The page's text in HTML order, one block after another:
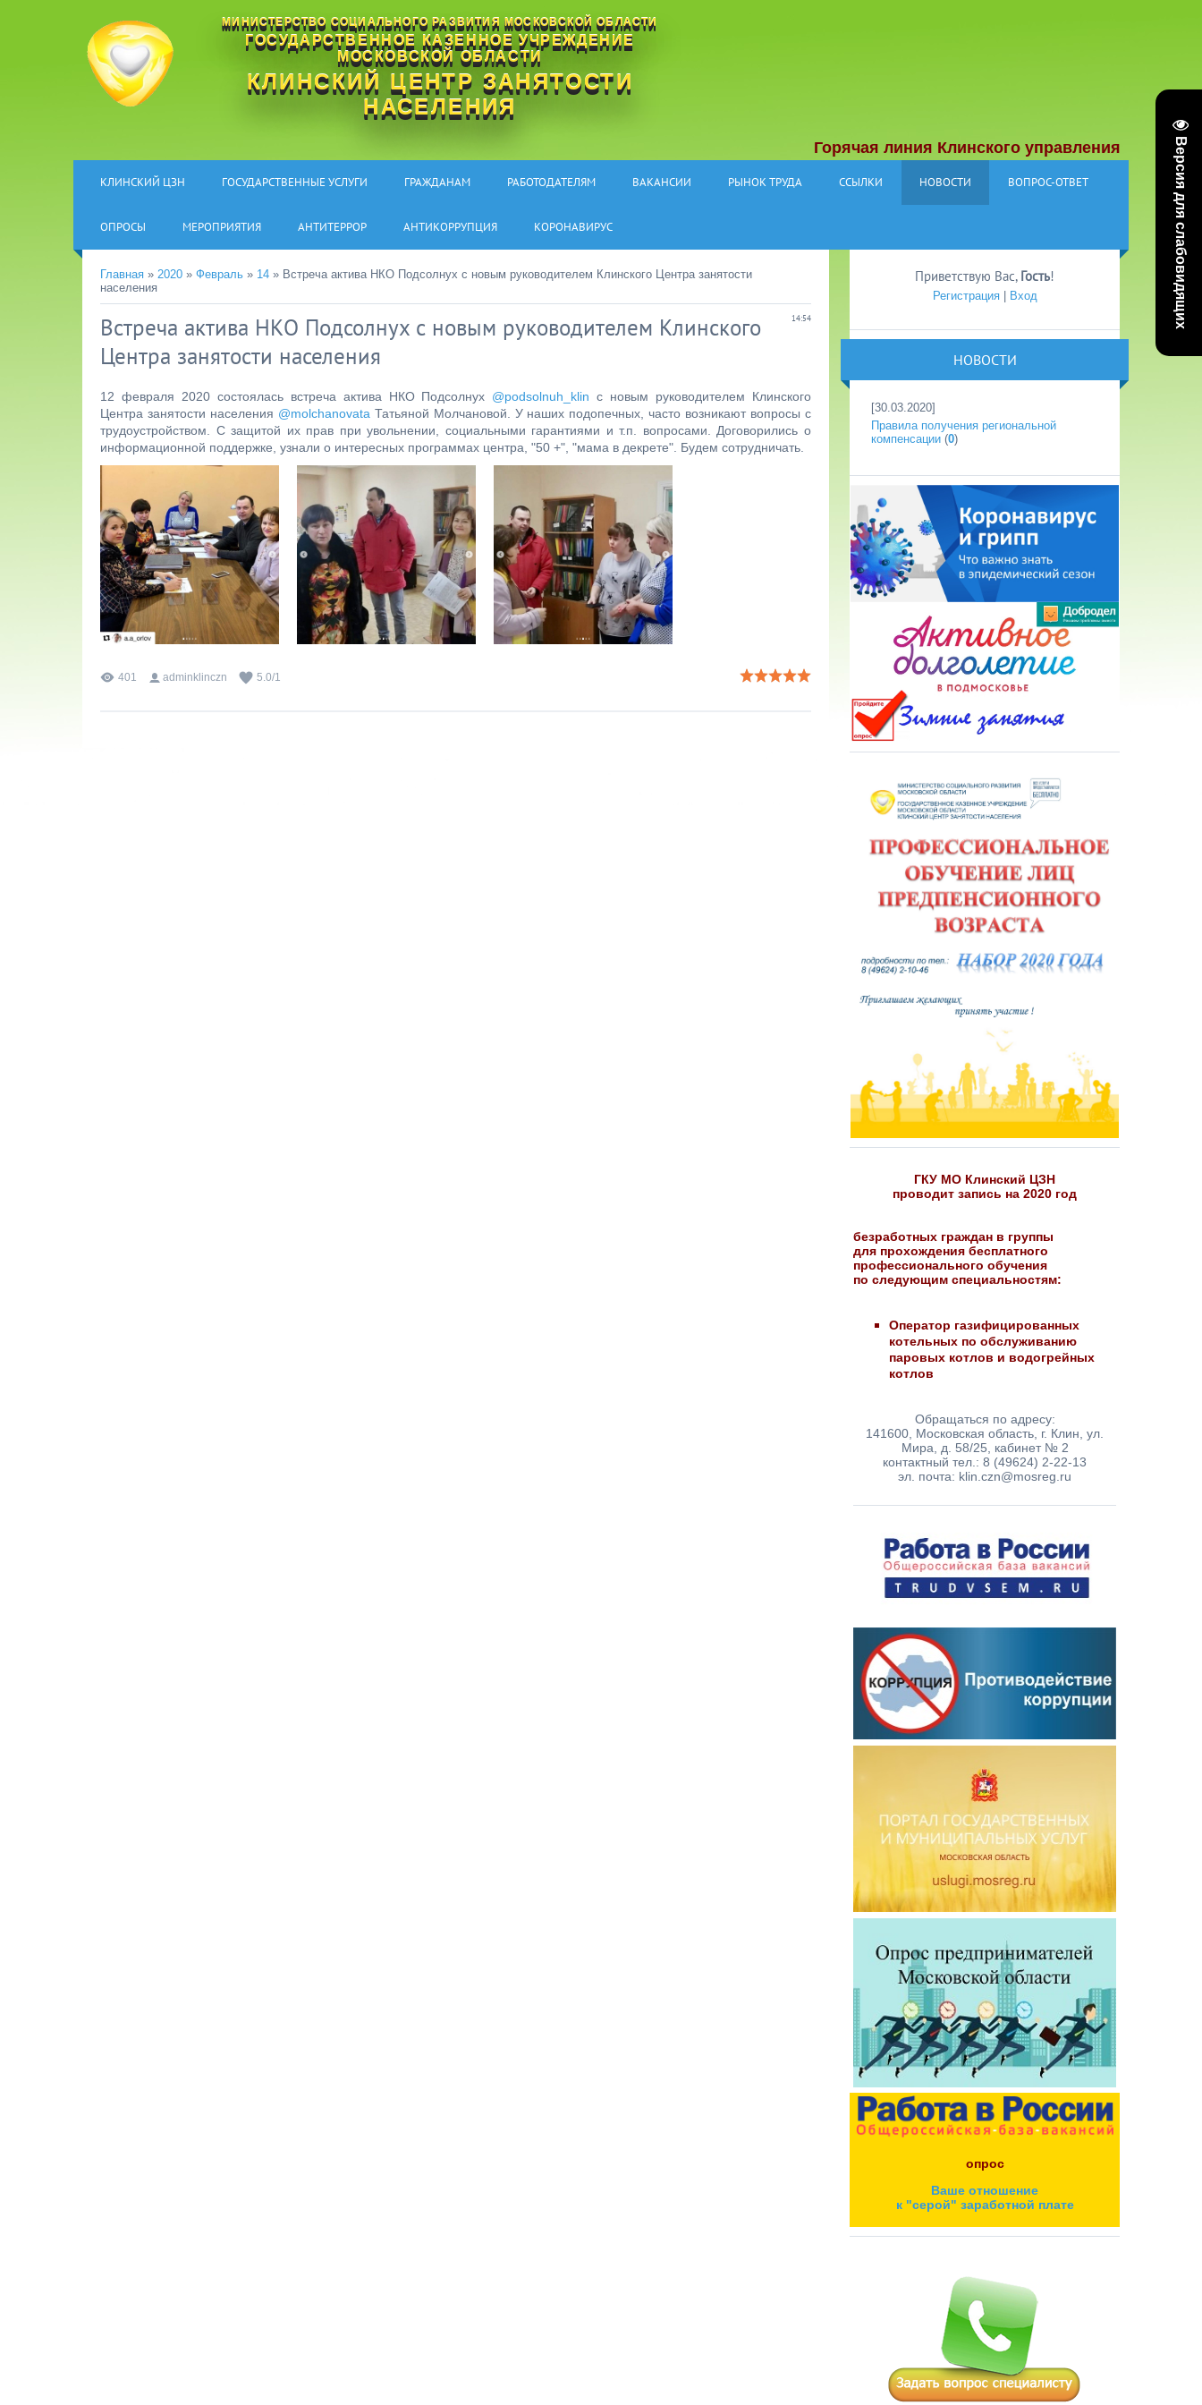
Версия для слабовидящих
МИНИСТЕРСТВО СОЦИАЛЬНОГО РАЗВИТИЯ МОСКОВСКОЙ ОБЛАСТИ
ГОСУДАРСТВЕННОЕ КАЗЕННОЕ УЧРЕЖДЕНИЕ
МОСКОВСКОЙ ОБЛАСТИ
КЛИНСКИЙ ЦЕНТР ЗАНЯТОСТИ
НАСЕЛЕНИЯ
Горячая линия Клинского управления социальной
КЛИНСКИЙ ЦЗН ГОСУДАРСТВЕННЫЕ УСЛУГИ ГРАЖДАНАМ РАБОТОДАТЕЛЯМ ВАКАНСИИ РЫНОК ТРУДА ССЫЛКИ НОВОСТИ ВОПРОС-ОТВЕТ
ОПРОСЫ МЕРОПРИЯТИЯ АНТИТЕРРОР АНТИКОРРУПЦИЯ КОРОНАВИРУС
Главная » 2020 » Февраль » 14 » Встреча актива НКО Подсолнух с новым руководителем Клинского Центра занятости
населения
14:54
Встреча актива НКО Подсолнух с новым руководителем Клинского
Центра занятости населения
12 февраля 2020 состоялась встреча актива НКО Подсолнух @podsolnuh_klin с новым руководителем Клинского
Центра занятости населения @molchanovata Татьяной Молчановой. У наших подопечных, часто возникают вопросы с
трудоустройством. С защитой их прав при увольнении, социальными гарантиями и т.п. вопросами. Договорились о
информационной поддержке, узнали о интересных программах центра, "50 +", "мама в декрете". Будем сотрудничать.
401 adminklinczn 5.0/1
Приветствую Вас, Гость!
Регистрация| Вход
НОВОСТИ
[30.03.2020]
Правила получения региональной
компенсации (0)
ГКУ МО Клинский ЦЗН
проводит запись на 2020 год
безработных граждан в группы
для прохождения бесплатного
профессионального обучения
по следующим специальностям:
Оператор газифицированных
котельных по обслуживанию
паровых котлов и водогрейных
котлов
Обращаться по адресу:
141600, Московская область, г. Клин, ул.
Мира, д. 58/25, кабинет № 2
контактный тел.: 8 (49624) 2-22-13
эл. почта: klin.czn@mosreg.ru
опрос
Ваше отношение
к "серой" заработной плате